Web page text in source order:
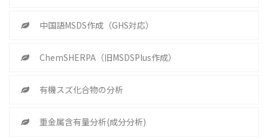
中国語MSDS作成（GHS対応）
ChemSHERPA（旧MSDSPlus作成）
有機スズ化合物の分析
重金属含有量分析(成分分析)